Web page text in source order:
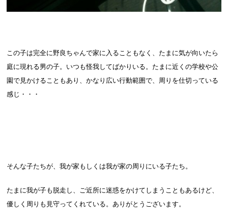
この子は完全に野良ちゃんで家に入ることもなく、たまに気が向いたら
庭に現れる男の子。いつも怪我してばかりいる。たまに近くの学校や公
園で見かけることもあり、かなり広い行動範囲で、周りを仕切っている
感じ・・・
そんな子たちが、我が家もしくは我が家の周りにいる子たち。
たまに我が子も脱走し、ご近所に迷惑をかけてしまうこともあるけど、
優しく周りも見守ってくれている。ありがとうございます。